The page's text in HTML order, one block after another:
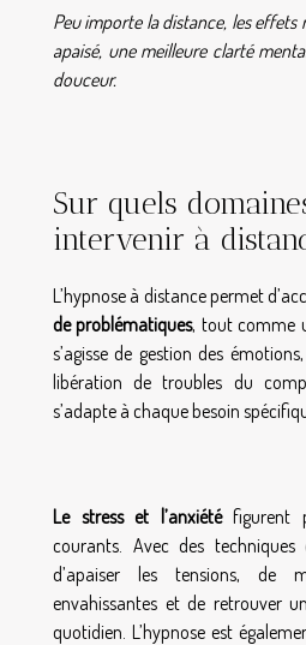
Peu importe la distance, les effets
apaisé, une meilleure clarté
douceur.
Sur quels
intervenir à
L’hypnose à distance permet
de problématiques, tout comme
s’agisse de gestion des
libération de troubles du
s’adapte à chaque besoin
Le stress et l’anxiétéfigurent
courants. Avec des techniques
d’apaiser les tensions, de
envahissantes et de retrouver
quotidien. L’hypnose est